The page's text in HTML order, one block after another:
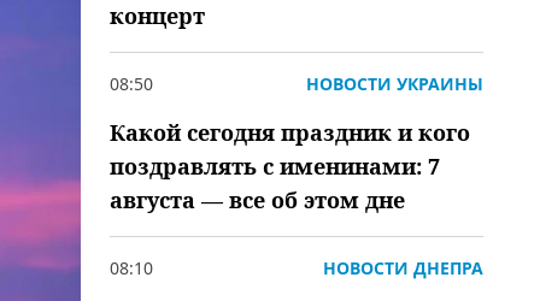
концерт
08:50 НОВОСТИ УКРАИНЫ
Какой сегодня праздник и кого
поздравлять с именинами: 7
августа — все об этом дне
08:10 НОВОСТИ ДНЕПРА